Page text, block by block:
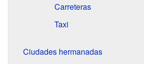
Carreteras
Taxi
Ciudades hermanadas